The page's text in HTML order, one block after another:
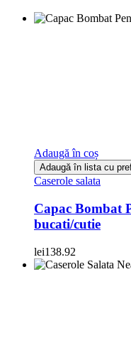
Adaugă în coș
Adaugă în lista cu
Caserole salata
Capac Bombat
bucati/cutie
lei138.92